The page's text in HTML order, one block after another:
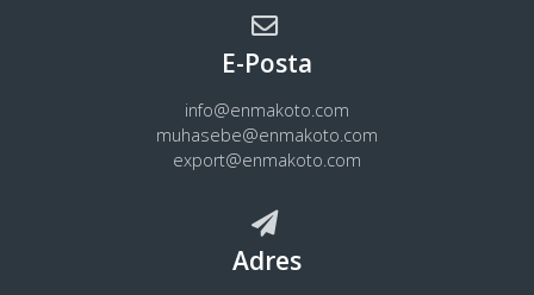
E-Posta
info@enmakoto.com
muhasebe@enmakoto.com
export@enmakoto.com
Adres